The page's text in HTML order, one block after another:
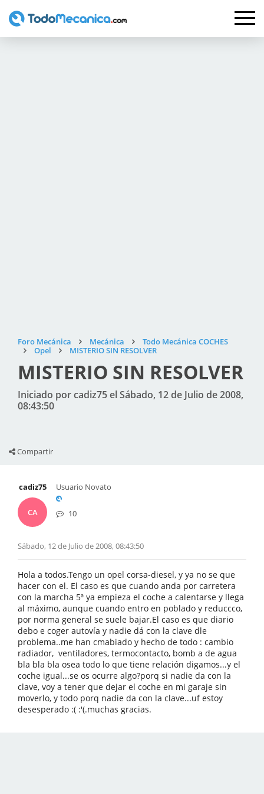
Foro Mecánica Mecánica
Todo Mecánica COCHES
Opel
MISTERIO SIN RESOLVER
MISTERIO SIN RESOLVER
Iniciado por cadiz75 el Sábado, 12 de Julio de 2008,
08:43:50
Compartir
cadiz75
CA
Usuario Novato
10
Sábado, 12 de Julio de 2008, 08:43:50
Hola a todos.Tengo un opel corsa-diesel, y ya no se que
hacer con el. El caso es que cuando anda por carretera
con la marcha 5ª ya empieza el coche a calentarse y llega
al máximo, aunque cuando entro en poblado y reduccco,
por norma general se suele bajar.El caso es que diario
debo e coger autovía y nadie dá con la clave dle
problema..me han cmabiado y hecho de todo : cambio
radiador, ventiladores, termocontacto, bomb a de agua
bla bla bla osea todo lo que tiene relación digamos...y el
coche igual...se os ocurre algo?porq si nadie da con la
clave, voy a tener que dejar el coche en mi garaje sin
moverlo, y todo porq nadie da con la clave...uf estoy
desesperado :( :'(.muchas gracias.